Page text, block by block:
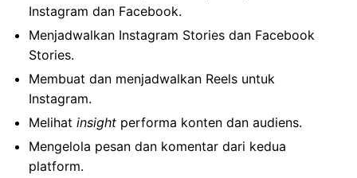
Instagram dan Facebook.
Menjadwalkan Instagram Stories dan Facebook
Stories.
Membuat dan menjadwalkan Reels untuk
Instagram.
Melihat insight performa konten dan audiens.
Mengelola pesan dan komentar dari kedua
platform.